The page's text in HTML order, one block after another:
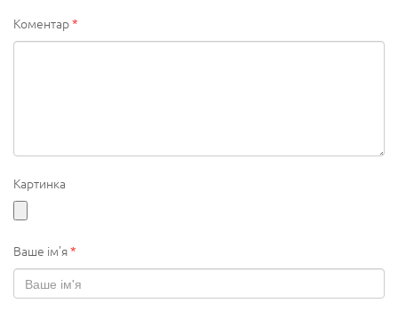
Коментар*
Картинка
Ваше ім'я*